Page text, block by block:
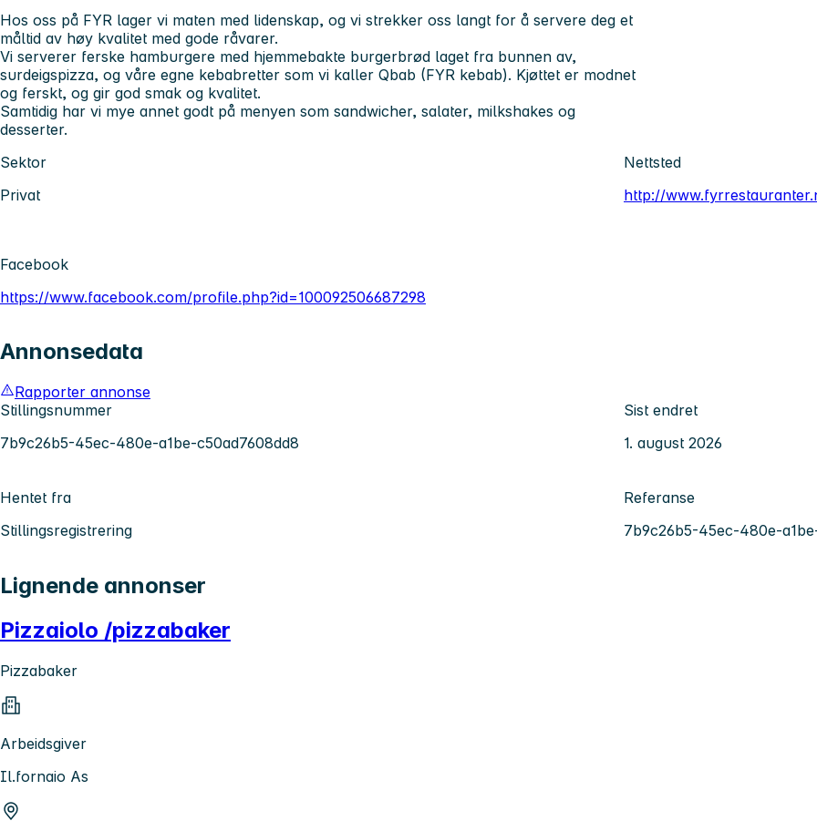
Hos oss på FYR lager vi maten med lidenskap, og vi strekker oss langt for å servere deg et
måltid av høy kvalitet med gode råvarer.
Vi serverer ferske hamburgere med hjemmebakte burgerbrød laget fra bunnen av,
surdeigspizza, og våre egne kebabretter som vi kaller Qbab (FYR kebab). Kjøttet er modnet
og ferskt, og gir god smak og kvalitet.
Samtidig har vi mye annet godt på menyen som sandwicher, salater, milkshakes og
desserter.
Sektor
Privat
Nettsted
http://
Facebook
https://www.facebook.com/profile.php?id=100092506687298
Annonsedata
Rapporter annonse
Stillingsnummer
7b9c26b5-45ec-480e-a1be-c50ad7608dd8
Sist endret
1. august 2026
Hentet fra
Stillingsregistrering
Referanse
7b9c26b5-45ec-480e-
Lignende annonser
Pizzaiolo /pizzabaker
Pizzabaker
Arbeidsgiver
Il.fornaio As